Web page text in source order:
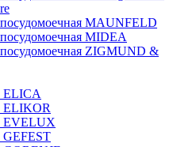
MAUNFELD
MIDEA
ZIGMUND &
ELICA
ELIKOR
EVELUX